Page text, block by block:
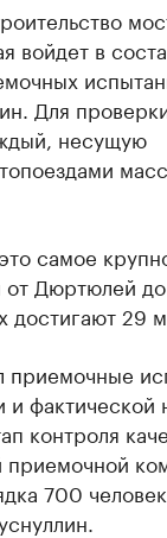
войдет в
Для
несущую
самое
Дюртюлей до
достигают 29
и
контроля
700